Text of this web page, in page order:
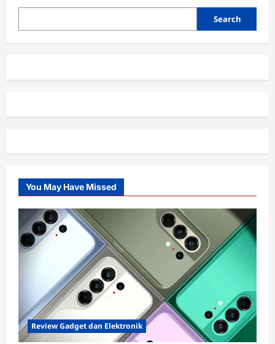
Diri
Dunia
Search
You May Have Missed
Review Gadget dan Elektronik